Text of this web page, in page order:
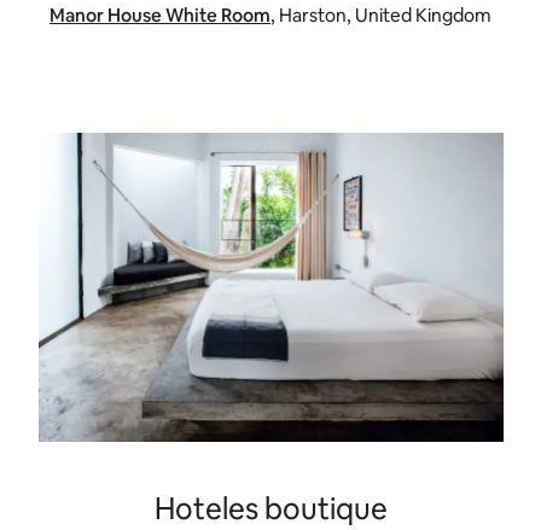
Manor House White Room, Harston, United Kingdom
Hotelesboutique